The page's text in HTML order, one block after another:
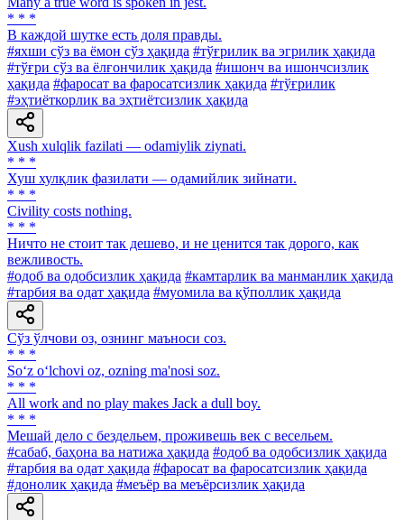
* * *
В каждой шутке есть доля правды.
#яхши сўз ва ёмон сўз ҳақида #тўғрилик ва эгрилик ҳақида
#тўғри сўз ва ёлғончилик ҳақида #ишонч ва ишончсизлик
ҳақида #фаросат ва фаросатсизлик ҳақида #тўғрилик
#эҳтиёткорлик ва эҳтиётсизлик ҳақида
Xush xulqlik fazilati — odamiylik ziynati.
* * *
Хуш хулқлик фазилати — одамийлик зийнати.
* * *
Civility costs nothing.
* * *
Ничто не стоит так дешево, и не ценится так дорого, как
вежливость.
#одоб ва одобсизлик ҳақида #камтарлик ва манманлик ҳақида
#тарбия ва одат ҳақида #муомила ва қўполлик ҳақида
Сўз ўлчови оз, ознинг маъноси соз.
* * *
So‘z o‘lchovi oz, ozning ma'nosi soz.
* * *
All work and no play makes Jack a dull boy.
* * *
Мешай дело с бездельем, проживешь век с весельем.
#сабаб, баҳона ва натижа ҳақида #одоб ва одобсизлик ҳақида
#тарбия ва одат ҳақида #фаросат ва фаросатсизлик ҳақида
#донолик ҳақида #меъёр ва меъёрсизлик ҳақида